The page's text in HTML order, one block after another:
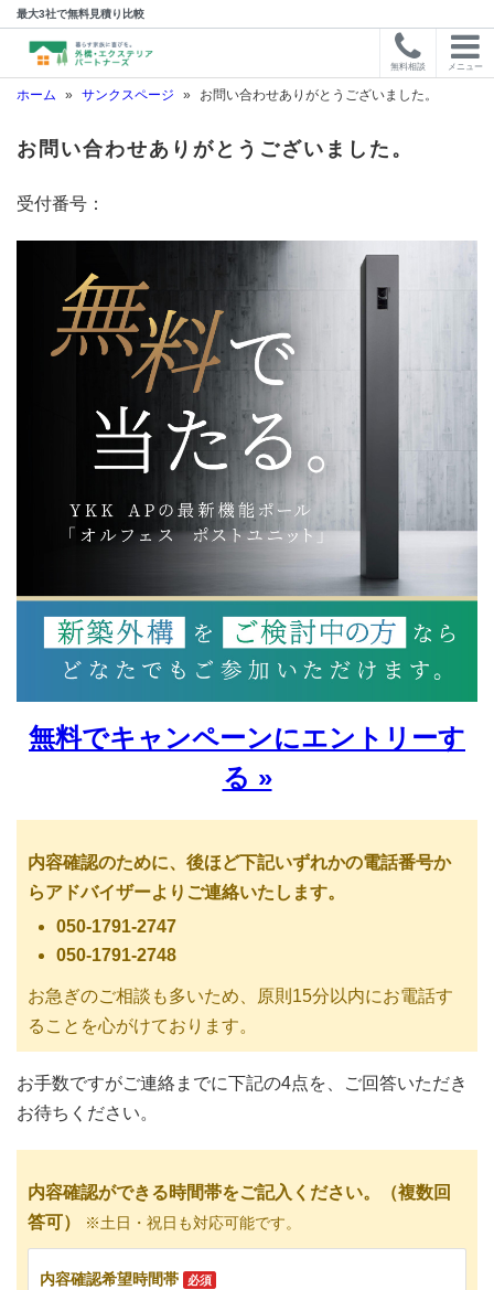
最大3社で無料見積り比較
無料相談 メニュー
ホーム » サンクスページ » お問い合わせありがとうございました。
お問い合わせありがとうございました。
受付番号：
無料でキャンペーンにエントリーす
る »
内容確認のために、後ほど下記いずれかの電話番号か
らアドバイザーよりご連絡いたします。
050-1791-2747
050-1791-2748
お急ぎのご相談も多いため、原則15分以内にお電話す
ることを心がけております。
お手数ですがご連絡までに下記の4点を、ご回答いただき
お待ちください。
内容確認ができる時間帯をご記入ください。（複数回
答可）
※土日・祝日も対応可能です。
内容確認希望時間帯 必須